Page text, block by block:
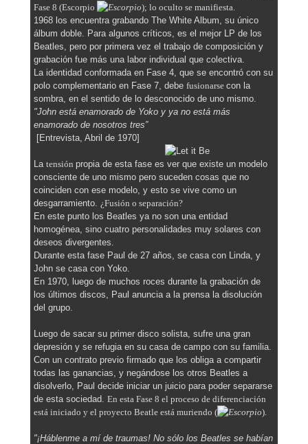
Fase 8 (Escorpio
); lo oculto se manifiesta.
1968 los encuentra grabando The White Album, su único
álbum doble. Para algunos críticos, es el mejor LP de los
Beatles, pero por primera vez el trabajo de composición y
grabación fue más una labor individual que colectiva.
La identidad conformada en Fase 4, que se encontró con su
polo complementario en Fase 7, debe fusionarse con la
sombra, en el sentido de lo desconocido de uno mismo.
"John está enamorado de Yoko y ya no está más
enamorado de nosotros tres”
[Entrevista, Abril de 1970]
La tensión propia de esta fase es ver que existe un modelo
consciente de uno mismo pero suceden cosas que no
coinciden con ese modelo, y esto se vive como un
desgarramiento. ¿Fusión o separación?
En este punto los Beatles ya no son una entidad
homogénea, sino cuatro personalidades muy solares con
deseos divergentes.
Durante esta fase Paul de 27 años, se casa con Linda, y
John se casa con Yoko.
En 1970, luego de muchos roces durante la grabación de
los últimos discos, Paul anuncia a la prensa la disolución
del grupo.
Luego de sacar su primer disco solista, sufre una gran
depresión y se refugia en su casa de campo con su familia.
Con un contrato previo firmado que los obliga a compartir
todas las ganancias, y negándose los otros Beatles a
disolverlo, Paul decide iniciar un juicio para poder separarse
de esta sociedad. En esta Fase 8 el proceso de diferenciación
está iniciado y el proyecto Beatle está muriendo (
).
"¡Háblenme a mí de traumas! No sólo los Beatles se habían